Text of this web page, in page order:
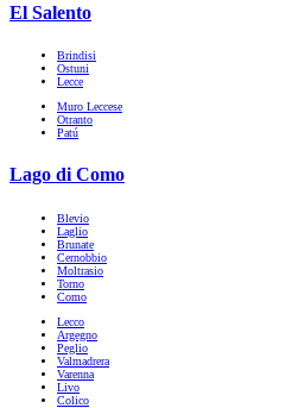
El Salento
Brindisi
Ostuni
Lecce
Muro Leccese
Otranto
Patú
Lago di Como
Blevio
Laglio
Brunate
Cernobbio
Moltrasio
Torno
Como
Lecco
Argegno
Peglio
Valmadrera
Varenna
Livo
Colico